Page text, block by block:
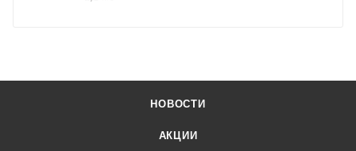
НОВОСТИ
АКЦИИ